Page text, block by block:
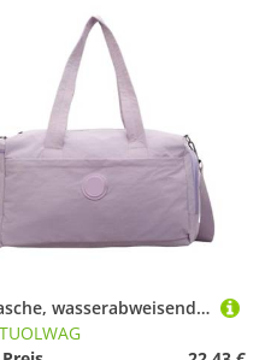
Reisetasche, wasserabweisend, Fitness, Wochenendtraining, Übernachtungstraining mit Trocken- und Nass-Trennung, Krankenhaus, Fitness, Reisen, Fitnessstudio, Training mit Schuhfach, Gepäck, violett